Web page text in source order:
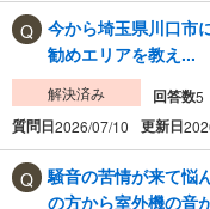
今から埼玉県川口市
勧めエリアを教え...
解決済み 回答数5
質問日2026/07/10 更新日
騒音の苦情が来て悩
の方から室外機の音